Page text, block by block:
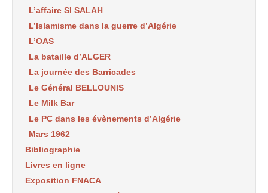
L’affaire SI SALAH
L’Islamisme dans la guerre d’Algérie
L’OAS
La bataille d’ALGER
La journée des Barricades
Le Général BELLOUNIS
Le Milk Bar
Le PC dans les évènements d’Algérie
Mars 1962
Bibliographie
Livres en ligne
Exposition FNACA